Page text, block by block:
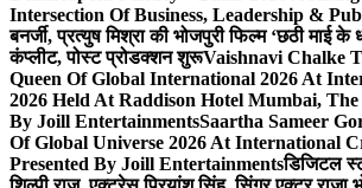
Intersection Of Business, Leadership &
बनर्जी, प्रत्युष मिश्रा की भोजपुरी फिल्म ‘छठी माई के
कंप्लीट, पोस्ट प्रोडक्शन शुरूVaishnavi Chalke
Queen Of Global International 2026 At
2026 Held At Raddison Hotel Mumbai, The
By Joill EntertainmentsSaartha Sameer
Of Global Universe 2026 At International
Presented By Joill Entertainmentsडिजिटल